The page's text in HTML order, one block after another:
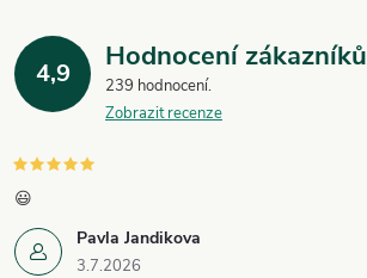
4,9 Hodnocení zákazníků
239 hodnocení
Zobrazit recenze
Pavla Jandikova
3.7.2026
😃